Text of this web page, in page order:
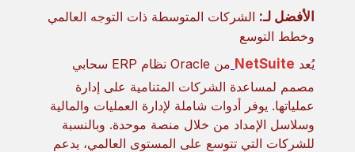
الأفضل لـ: الشركات المتوسطة ذات التوجه العالمي
وخطط التوسع
يُعد NetSuite
من Oracle نظام ERP سحابي
مصمم لمساعدة الشركات المتنامية على إدارة
عملياتها. يوفر أدوات شاملة لإدارة العمليات والمالية
وسلاسل الإمداد من خلال منصة موحدة. وبالنسبة
للشركات التي تتوسع على المستوى العالمي، يدعم